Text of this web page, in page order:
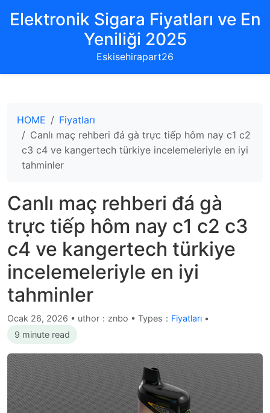
Elektronik Sigara Fiyatları ve En
Yeniliği 2025
Eskisehirapart26
HOME
Fiyatları
Canlı maç rehberi đá gà trực tiếp hôm nay c1 c2
c3 c4 ve kangertech türkiye incelemeleriyle en iyi
tahminler
Canlı maç rehberi đá gà
trực tiếp hôm nay c1 c2 c3
c4 ve kangertech türkiye
incelemeleriyle en iyi
tahminler
Ocak 26, 2026 • uthor：znbo • Types： Fiyatları •
9 minute read